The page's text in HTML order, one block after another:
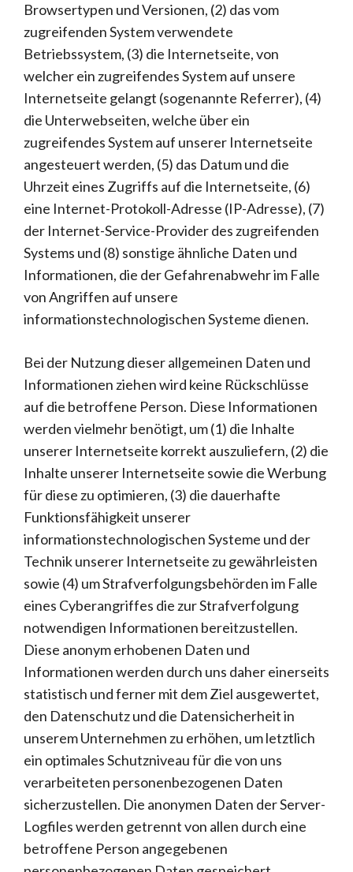
Browsertypen und Versionen, (2) das vom
zugreifenden System verwendete
Betriebssystem, (3) die Internetseite, von
welcher ein zugreifendes System auf unsere
Internetseite gelangt (sogenannte Referrer), (4)
die Unterwebseiten, welche über ein
zugreifendes System auf unserer Internetseite
angesteuert werden, (5) das Datum und die
Uhrzeit eines Zugriffs auf die Internetseite, (6)
eine Internet-Protokoll-Adresse (IP-Adresse), (7)
der Internet-Service-Provider des zugreifenden
Systems und (8) sonstige ähnliche Daten und
Informationen, die der Gefahrenabwehr im Falle
von Angriffen auf unsere
informationstechnologischen Systeme dienen.
Bei der Nutzung dieser allgemeinen Daten und
Informationen ziehen wird keine Rückschlüsse
auf die betroffene Person. Diese Informationen
werden vielmehr benötigt, um (1) die Inhalte
unserer Internetseite korrekt auszuliefern, (2) die
Inhalte unserer Internetseite sowie die Werbung
für diese zu optimieren, (3) die dauerhafte
Funktionsfähigkeit unserer
informationstechnologischen Systeme und der
Technik unserer Internetseite zu gewährleisten
sowie (4) um Strafverfolgungsbehörden im Falle
eines Cyberangriffes die zur Strafverfolgung
notwendigen Informationen bereitzustellen.
Diese anonym erhobenen Daten und
Informationen werden durch uns daher einerseits
statistisch und ferner mit dem Ziel ausgewertet,
den Datenschutz und die Datensicherheit in
unserem Unternehmen zu erhöhen, um letztlich
ein optimales Schutzniveau für die von uns
verarbeiteten personenbezogenen Daten
sicherzustellen. Die anonymen Daten der Server-
Logfiles werden getrennt von allen durch eine
betroffene Person angegebenen